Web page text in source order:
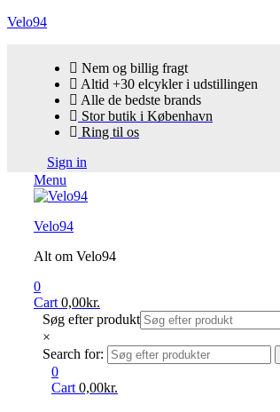
Velo94
Nem og billig fragt
Altid +30 elcykler i udstillingen
Alle de bedste brands
Stor butik i København
Ring til os
Sign in
Menu
Velo94
Alt om Velo94
0
Cart 0,00kr.
Søg efter produkt
×
Search for:
0
Cart 0,00kr.